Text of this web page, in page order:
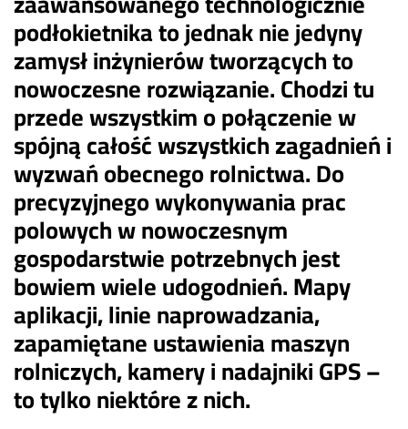
podłokietnika to jednak nie jedyny
zamysł inżynierów tworzących to
nowoczesne rozwiązanie. Chodzi tu
przede wszystkim o połączenie w
spójną całość wszystkich zagadnień i
wyzwań obecnego rolnictwa. Do
precyzyjnego wykonywania prac
polowych w nowoczesnym
gospodarstwie potrzebnych jest
bowiem wiele udogodnień. Mapy
aplikacji, linie naprowadzania,
zapamiętane ustawienia maszyn
rolniczych, kamery i nadajniki GPS –
to tylko niektóre z nich.